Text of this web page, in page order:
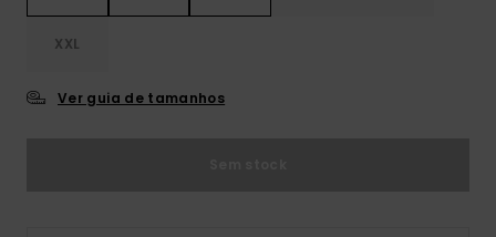
XXL
Ver guia de tamanhos